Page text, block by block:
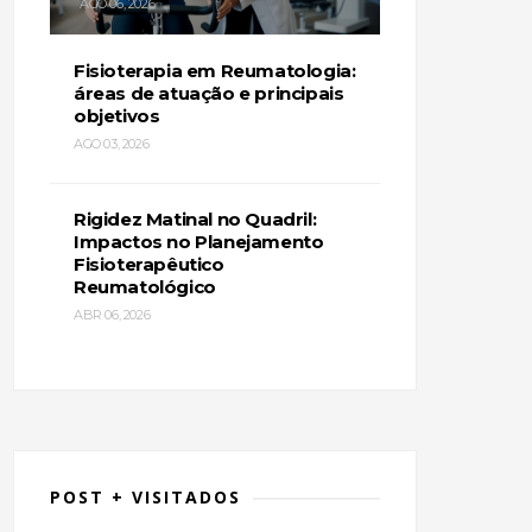
Fisioterapia em Reumatologia:
áreas de atuação e principais
objetivos
AGO 03, 2026
Rigidez Matinal no Quadril:
Impactos no Planejamento
Fisioterapêutico
Reumatológico
ABR 06, 2026
POST + VISITADOS